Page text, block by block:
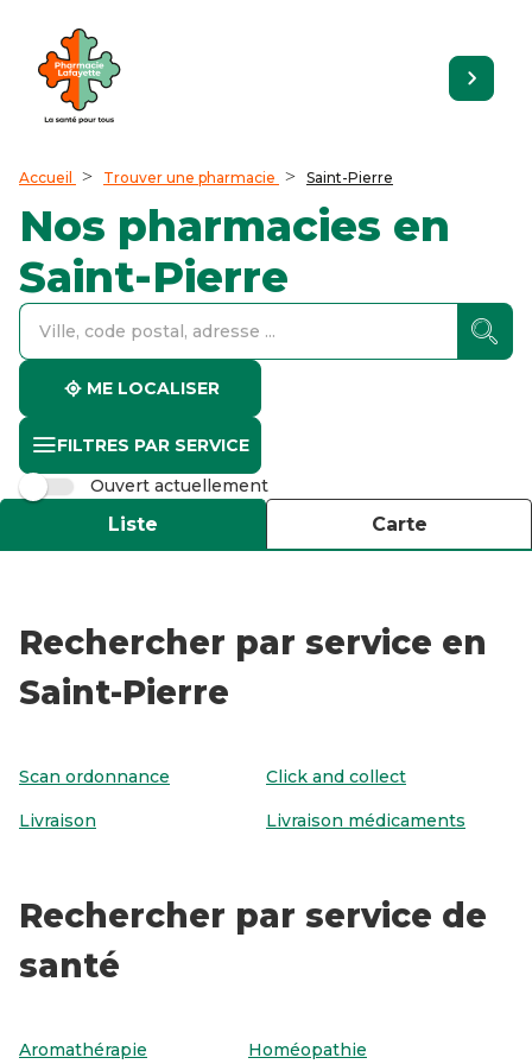
Accueil Trouver une pharmacie Saint-Pierre
Nos pharmacies en
Saint-Pierre
accessibility.searchform.label.searchform
accessibility.searchform.label.searchinput
accessibility.searchform.autocomplete_status
ME LOCALISER
FILTRES PAR SERVICE
Ouvert actuellement
Liste Carte
Rechercher par service en
Saint-Pierre
Scan ordonnance Click and collect
Livraison Livraison médicaments
Rechercher par service de
santé
Aromathérapie Homéopathie